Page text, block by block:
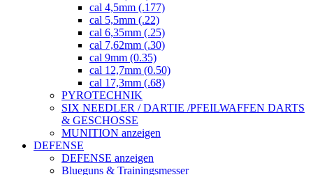
cal 4,5mm (.177)
cal 5,5mm (.22)
cal 6,35mm (.25)
cal 7,62mm (.30)
cal 9mm (0.35)
cal 12,7mm (0.50)
cal 17,3mm (.68)
PYROTECHNIK
SIX NEEDLER / DARTIE /PFEILWAFFEN DARTS
& GESCHOSSE
MUNITION anzeigen
DEFENSE
DEFENSE anzeigen
Blueguns & Trainingsmesser